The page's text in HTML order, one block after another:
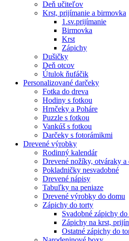
Deň učiteľov
Krst, prijímanie a birmovka
1.sv.prijímanie
Birmovka
Krst
Zápichy
Dušičky
Deň otcov
Útulok ňufáčik
Personalizované darčeky
Fotka do dreva
Hodiny s fotkou
Hrnčeky a Poháre
Puzzle s fotkou
Vankúš s fotkou
Darčeky s fotorámikmi
Drevené výrobky
Rodinný kalendár
Drevené nožíky, otváraky a
Pokladničky nesvadobné
Drevené nápisy
Tabuľky na peniaze
Drevené výrobky do domu
Zápichy do torty
Svadobné zápichy
Zápichy na krst,
Ostatné zápichy do